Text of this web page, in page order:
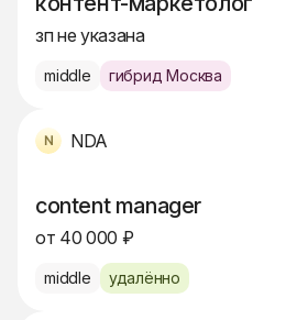
зп не указана
middle гибрид Москва
NDA
content manager
от 40 000 ₽
middle удалённо